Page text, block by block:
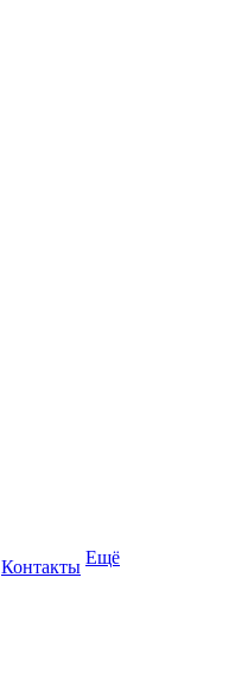
Контакты Ещё